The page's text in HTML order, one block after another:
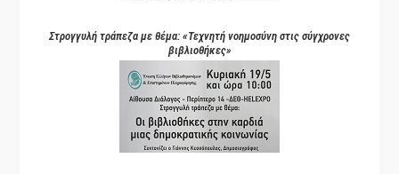
Στρογγυλή τράπεζα με θέμα: «Τεχνητή νοημοσύνη στις σύγχρονες
βιβλιοθήκες»